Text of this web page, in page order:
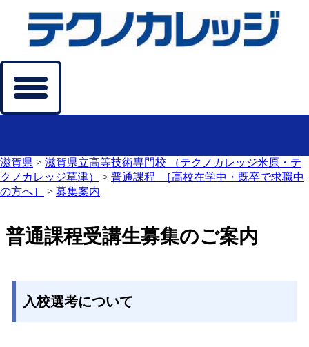
滋賀県 > 滋賀県立高等技術専門校 （テクノカレッジ米原・テ
クノカレッジ草津）
> 普通課程_［高校在学中・既卒で求職中
の方へ］
> 募集案内
普通課程受講生募集のご案内
入校選考について